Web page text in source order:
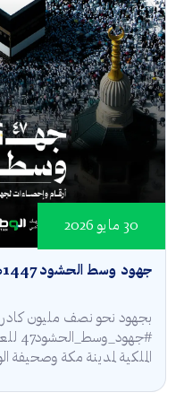
جهود وسط الحشود 1447هـ
30 مايو 2026
بجهود نحو نصف مليون كادر
الملكية لمدينة مكة وصحيفة